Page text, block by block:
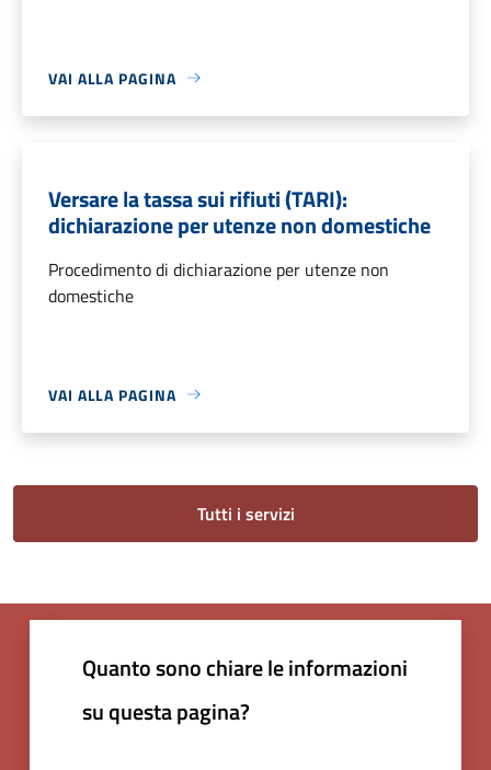
VAI ALLA PAGINA
Versare la tassa sui rifiuti (TARI):
dichiarazione per utenze non domestiche
Procedimento di dichiarazione per utenze non
domestiche
VAI ALLA PAGINA
Tutti i servizi
Quanto sono chiare le informazioni
su questa pagina?